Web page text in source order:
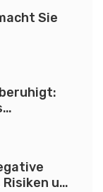
Sie
und